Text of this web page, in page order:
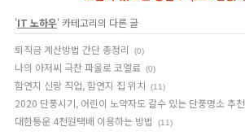
'IT 노하우' 카테고리의 다른 글
퇴직금 계산방법 간단 총정리
(0)
나의 아저씨 극찬 파울로 코엘료 (0)
함연지 신랑 직업, 함연지 집 위치 (11)
2020 단풍시기, 어린이 노약자도 갈수 있는 단풍명소 추천
대한통운 4천원택배 이용하는 방법 (11)